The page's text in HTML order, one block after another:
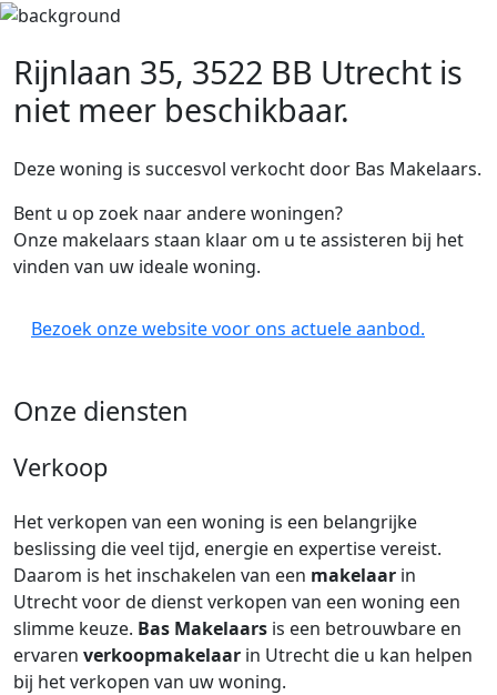
Rijnlaan 35, 3522 BB Utrecht is
niet meer beschikbaar.
Deze woning is succesvol verkocht door Bas Makelaars.
Bent u op zoek naar andere woningen?
Onze makelaars staan klaar om u te assisteren bij het
vinden van uw ideale woning.
Bezoek onze website voor ons actuele aanbod.
Onze diensten
Verkoop
Het verkopen van een woning is een belangrijke
beslissing die veel tijd, energie en expertise vereist.
Daarom is het inschakelen van een makelaar in
Utrecht voor de dienst verkopen van een woning een
slimme keuze. Bas Makelaars is een betrouwbare en
ervaren verkoopmakelaar in Utrecht die u kan helpen
bij het verkopen van uw woning.